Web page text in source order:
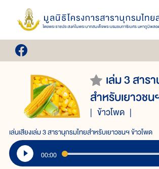
เล่ม 3 สาร
สำหรับเยาวชน
ข้าวโพด
เล่นเสียงเล่ม 3 สารานุกรมไทยสำหรับเยาวชนฯ ข้าวโพด
00:00